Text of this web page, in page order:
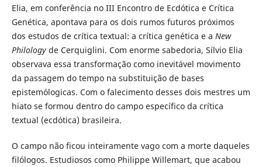
Elia, em conferência no III Encontro de Ecdótica e Crítica
Genética, apontava para os dois rumos futuros próximos
dos estudos de crítica textual: a crítica genética e a New
Philologyde Cerquiglini. Com enorme sabedoria, Sílvio Elia
observava essa transformação como inevitável movimento
da passagem do tempo na substituição de bases
epistemólogicas. Com o falecimento desses dois mestres um
hiato se formou dentro do campo específico da crítica
textual (ecdótica) brasileira.
O campo não ficou inteiramente vago com a morte daqueles
filólogos. Estudiosos como Philippe Willemart, que acabou